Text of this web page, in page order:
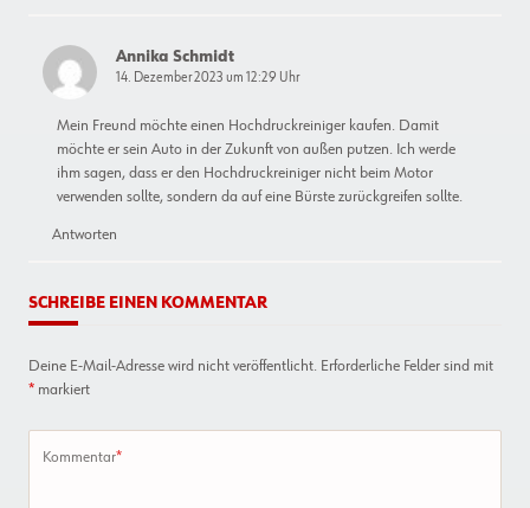
Annika Schmidt
14. Dezember 2023 um 12:29 Uhr
Mein Freund möchte einen Hochdruckreiniger kaufen. Damit
möchte er sein Auto in der Zukunft von außen putzen. Ich werde
ihm sagen, dass er den Hochdruckreiniger nicht beim Motor
verwenden sollte, sondern da auf eine Bürste zurückgreifen sollte.
Antworten
SCHREIBE EINEN KOMMENTAR
Deine E-Mail-Adresse wird nicht veröffentlicht. Erforderliche Felder sind mit
* markiert
Kommentar*